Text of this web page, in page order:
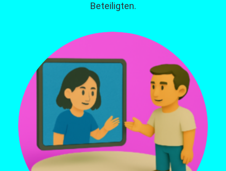
Beteiligten.